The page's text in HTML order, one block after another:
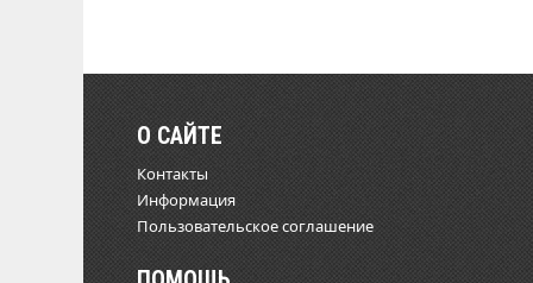
О САЙТЕ
Контакты
Информация
Пользовательское соглашение